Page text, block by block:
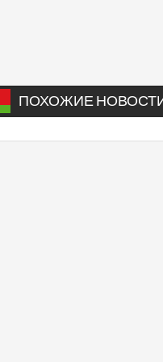
ПОХОЖИЕ